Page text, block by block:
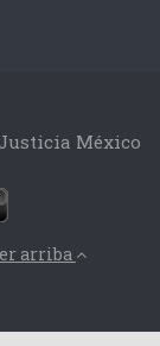
Justicia México
arriba